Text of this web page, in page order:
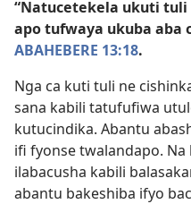
“Natucetekela ukuti
apo tufwaya ukuba aba
ABAHEBERE 13:18.
Nga ca kuti tuli ne
sana kabili tatufufiwa
kutucindika. Abantu
ifi fyonse twalandapo.
ilabacusha kabili
abantu bakeshiba ifyo